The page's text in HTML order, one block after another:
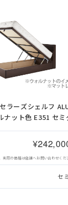
ラーズシェルフ
ナット色 E351 セミ
実際の価格は店舗へお問い合わせくだ
セ